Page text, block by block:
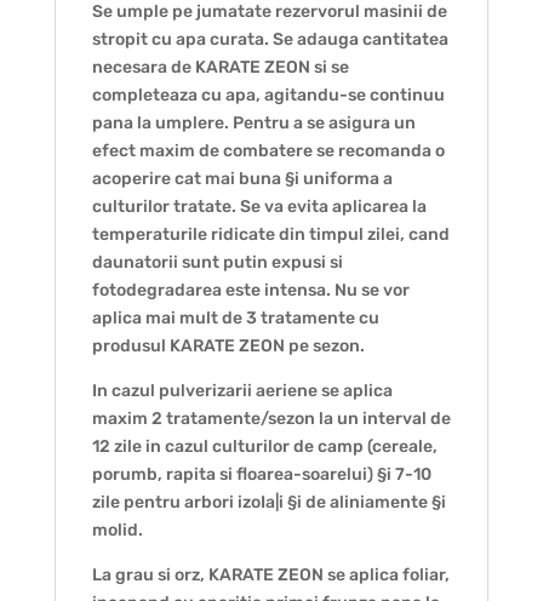
Se umple pe jumatate rezervorul masinii de
stropit cu apa curata. Se adauga cantitatea
necesara de KARATE ZEON si se
completeaza cu apa, agitandu-se continuu
pana la umplere. Pentru a se asigura un
efect maxim de combatere se recomanda o
acoperire cat mai buna §i uniforma a
culturilor tratate. Se va evita aplicarea la
temperaturile ridicate din timpul zilei, cand
daunatorii sunt putin expusi si
fotodegradarea este intensa. Nu se vor
aplica mai mult de 3 tratamente cu
produsul KARATE ZEON pe sezon.
In cazul pulverizarii aeriene se aplica
maxim 2 tratamente/sezon la un interval de
12 zile in cazul culturilor de camp (cereale,
porumb, rapita si floarea-soarelui) §i 7-10
zile pentru arbori izoIa|i §i de aliniamente §i
molid.
La grau si orz, KARATE ZEON se aplica foliar,